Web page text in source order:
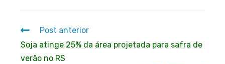
Post anterior
Soja atinge 25% da área projetada para safra de
verão no RS